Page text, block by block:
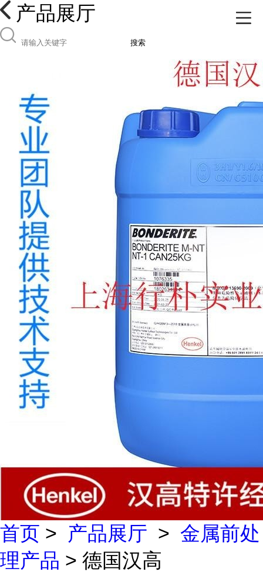
产品展厅
搜索
首页 > 产品展厅 > 金属前处
理产品 > 德国汉高